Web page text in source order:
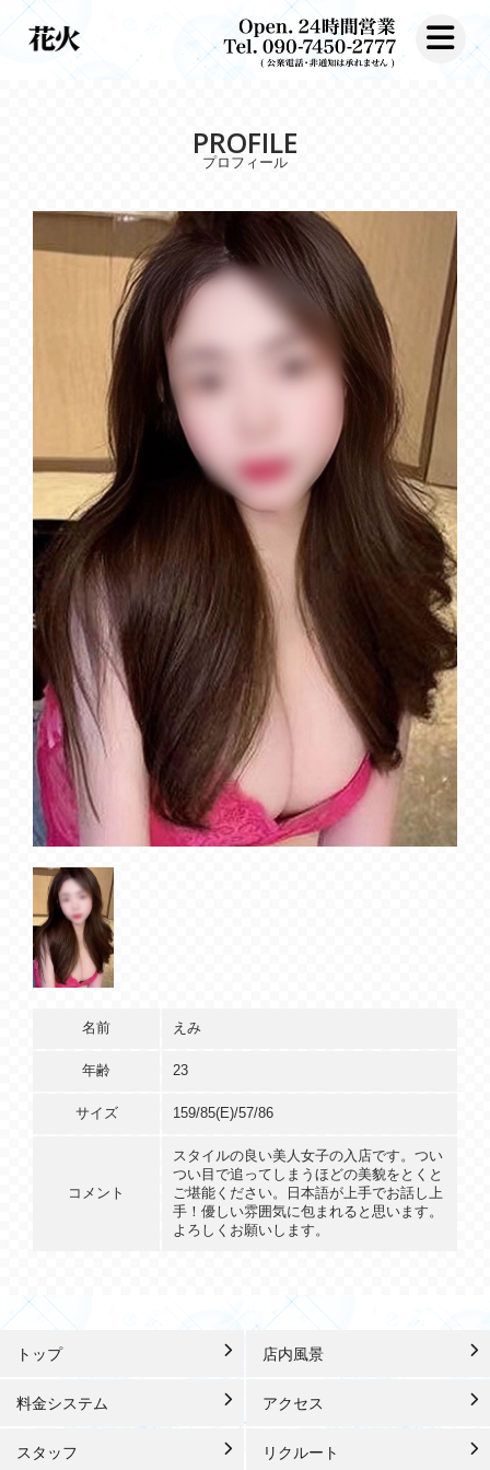
toggle
PROFILE
プロフィール
名前 えみ
年齢 23
サイズ 159/85(E)/57/86
コメント
スタイルの良い美人女子の入店です。つい
つい目で追ってしまうほどの美貌をとくと
ご堪能ください。日本語が上手でお話し上
手！優しい雰囲気に包まれると思います。
よろしくお願いします。
トップ 店内風景
料金システム アクセス
スタッフ リクルート